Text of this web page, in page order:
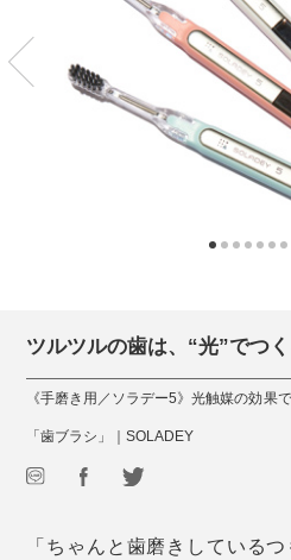
ツルツルの歯は、“光”でつ
《手磨き用／ソラデー5》光触媒の効果
「歯ブラシ」｜SOLADEY
「ちゃんと歯磨きしている